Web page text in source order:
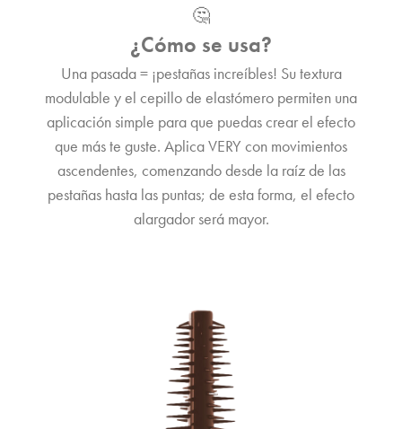
🤔
¿Cómo se usa?
Una pasada = ¡pestañas increíbles! Su textura
modulable y el cepillo de elastómero permiten una
aplicación simple para que puedas crear el efecto
que más te guste. Aplica VERY con movimientos
ascendentes, comenzando desde la raíz de las
pestañas hasta las puntas; de esta forma, el efecto
alargador será mayor.